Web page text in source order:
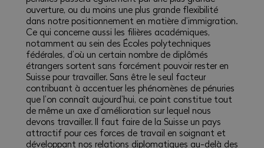
ouverture, ou du moins une plus grande flexibilité
dans notre positionnement en matière d’immigration.
Ce qui concerne aussi les filières académiques,
notamment au sein des Écoles polytechniques
fédérales, d’où un certain nombre de diplômés
étrangers sortent sans forcément pouvoir rester en
Suisse pour travailler. Sans être le seul facteur
contribuant à accentuer les phénomènes de pénuries
que l’on connaît aujourd’hui, ce point constitue tout
de même un axe d’amélioration sur lequel nous
devons travailler. Il faut faire de la Suisse un pays
attractif pour ces forces de travail en soignant et
développant nos relations diplomatiques au-delà des